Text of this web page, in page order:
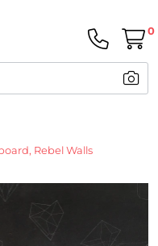
0
Rebel Walls